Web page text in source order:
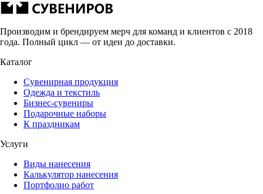
Производим и брендируем мерч для команд и клиентов с 2018
года. Полный цикл — от идеи до доставки.
Каталог
Сувенирная продукция
Одежда и текстиль
Бизнес-сувениры
Подарочные наборы
К праздникам
Услуги
Виды нанесения
Калькулятор нанесения
Портфолио работ